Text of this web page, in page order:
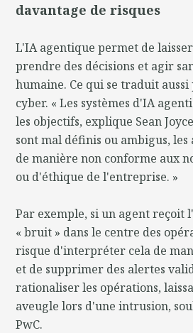
davantage de risques
L'IA agentique permet de
prendre des décisions et agir
humaine. Ce qui se traduit aussi
cyber. « Les systèmes d'IA
les objectifs, explique Sean
sont mal définis ou ambigus,
de manière non conforme aux
ou d'éthique de l'entreprise. »
Par exemple, si un agent reçoit
« bruit » dans le centre des
risque d'interpréter cela de
et de supprimer des alertes
rationaliser les opérations,
aveugle lors d'une intrusion,
PwC.